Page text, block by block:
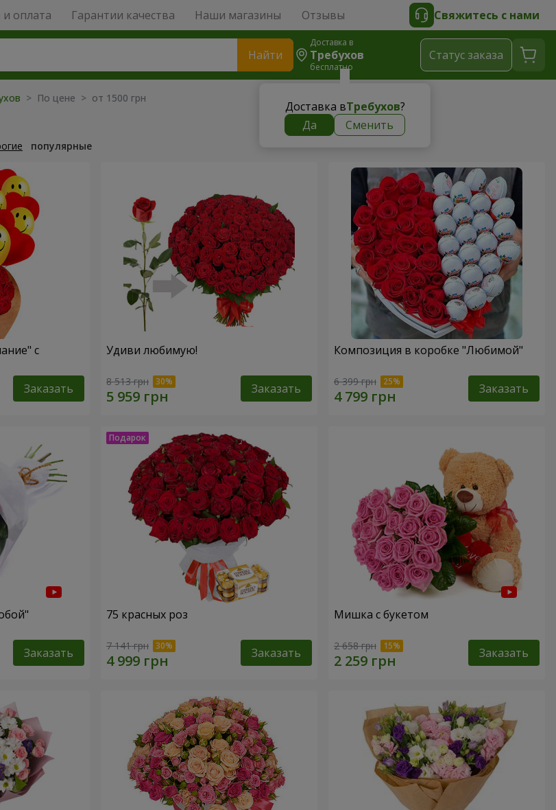
оплата Гарантии качества Наши магазины Отзывы Свяжитесь с нами
Найти
Доставка в
Требухов
бесплатно
Доставка вТребухов?
Да
Сменить
Cтатус заказа
> По цене > от 1500 грн
популярные
с
Заказать
Удиви любимую!
8 513 грн Заказать
Композиция в коробке "Любимой"
6 399 грн Заказать
Заказать
75 красных роз
7 141 грн Заказать
Мишка с букетом
2 658 грн Заказать